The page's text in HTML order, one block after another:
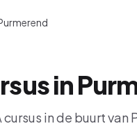
Excel
Outlook
PowerPoint
in
cursus in de buurt van